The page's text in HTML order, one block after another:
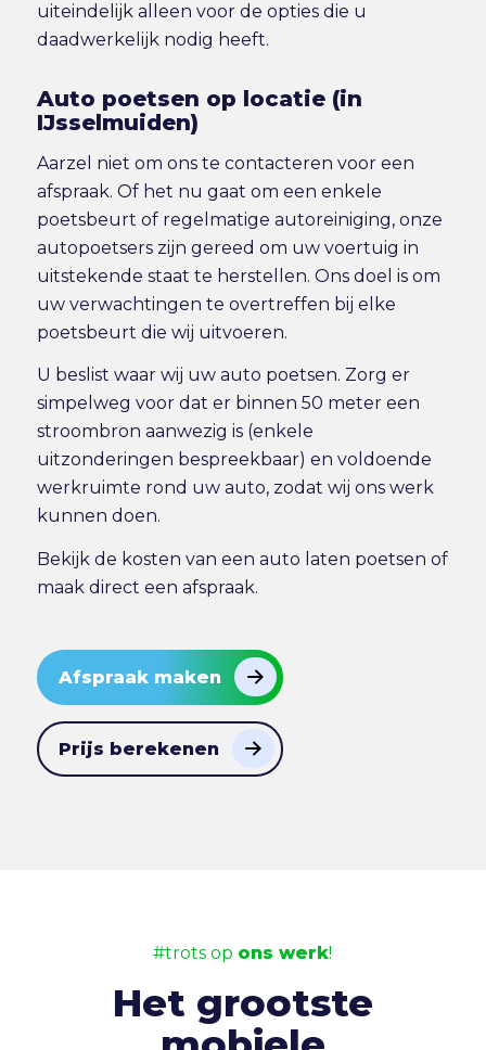
uiteindelijk alleen voor de opties die u
daadwerkelijk nodig heeft.
Auto poetsen op locatie (in
IJsselmuiden)
Aarzel niet om ons te contacteren voor een
afspraak. Of het nu gaat om een enkele
poetsbeurt of regelmatige autoreiniging, onze
autopoetsers zijn gereed om uw voertuig in
uitstekende staat te herstellen. Ons doel is om
uw verwachtingen te overtreffen bij elke
poetsbeurt die wij uitvoeren.
U beslist waar wij uw auto poetsen. Zorg er
simpelweg voor dat er binnen 50 meter een
stroombron aanwezig is (enkele
uitzonderingen bespreekbaar) en voldoende
werkruimte rond uw auto, zodat wij ons werk
kunnen doen.
Bekijk de kosten van een auto laten poetsen of
maak direct een afspraak.
Afspraak maken
Prijs berekenen
#trots op ons werk!
Het grootste